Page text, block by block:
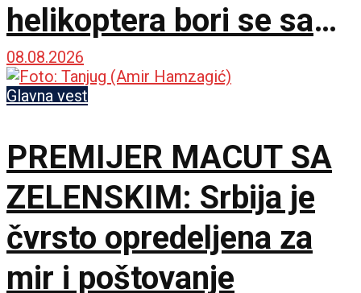
helikoptera bori se sa
vatrenom stihijom!
08.08.2026
Glavna vest
PREMIJER MACUT SA
ZELENSKIM: Srbija je
čvrsto opredeljena za
mir i poštovanje